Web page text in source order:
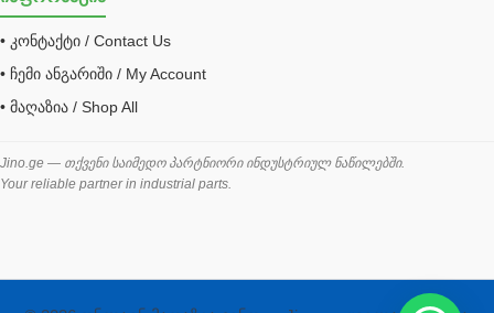
შემაერთებელი / გადამყვანი UNF ORFS
შემაერთებელი BSPP /გადამყვანი
შესაფუთი მანქანა ვაკუმით
შლანგი
საწვავის შლანგი
• კონტაქტი / Contact Us
• ჩემი ანგარიში / My Account
• მაღაზია / Shop All
Jino.ge — თქვენი საიმედო პარტნიორი ინდუსტრიულ ნაწილებში.
Your reliable partner in industrial parts.